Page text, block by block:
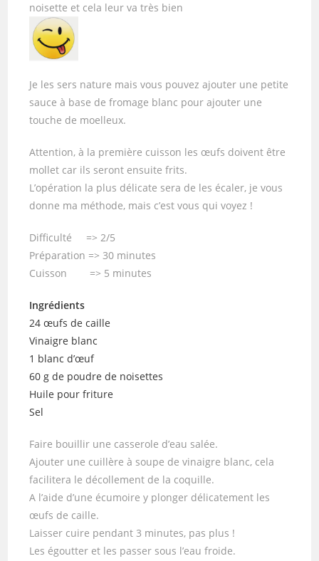
noisette et cela leur va très bien
Je les sers nature mais vous pouvez ajouter une petite
sauce à base de fromage blanc pour ajouter une
touche de moelleux.
Attention, à la première cuisson les œufs doivent être
mollet car ils seront ensuite frits.
L’opération la plus délicate sera de les écaler, je vous
donne ma méthode, mais c’est vous qui voyez !
Difficulté => 2/5
Préparation => 30 minutes
Cuisson => 5 minutes
Ingrédients
24 œufs de caille
Vinaigre blanc
1 blanc d’œuf
60 g de poudre de noisettes
Huile pour friture
Sel
Faire bouillir une casserole d’eau salée.
Ajouter une cuillère à soupe de vinaigre blanc, cela
facilitera le décollement de la coquille.
A l’aide d’une écumoire y plonger délicatement les
œufs de caille.
Laisser cuire pendant 3 minutes, pas plus !
Les égoutter et les passer sous l’eau froide.